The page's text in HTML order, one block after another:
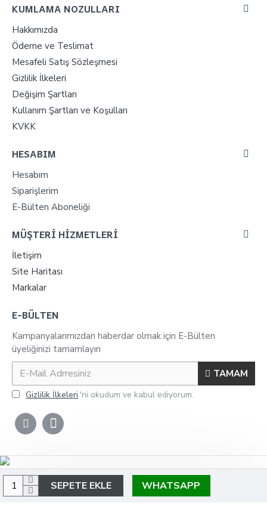
SEPETE EKLE WHATSAPP
KUMLAMA NOZULLARI
Hakkımızda
Ödeme ve Teslimat
Mesafeli Satış Sözleşmesi
Gizlilik İlkeleri
Değişim Şartları
Kullanım Şartları ve Koşulları
KVKK
HESABIM
Hesabım
Siparişlerim
E-Bülten Aboneliği
MÜŞTERİ HİZMETLERİ
İletişim
Site Haritası
Markalar
E-BÜLTEN
Kampanyalarımızdan haberdar olmak için E-Bülten
üyeliğinizi tamamlayın
TAMAM
Gizlilik İlkeleri 'ni okudum ve kabul ediyorum.
Copyright © 2023 www.kumlamanozullari.com Tüm Hakları Saklıdır.